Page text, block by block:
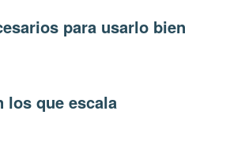
para usarlo bien
los que escala